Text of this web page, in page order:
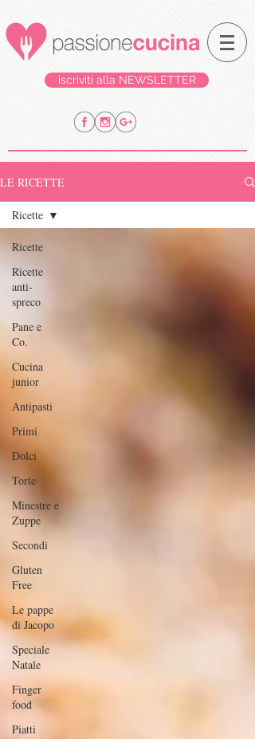
iscriviti alla NEWSLETTER
LE RICETTE
Ricette
Ricette
anti-
spreco
Pane e
Co.
Cucina
junior
Antipasti
Primi
Dolci
Torte
Minestre e
Zuppe
Secondi
Gluten
Free
Le pappe
di Jacopo
Speciale
Natale
Finger
food
Piatti
Ricette